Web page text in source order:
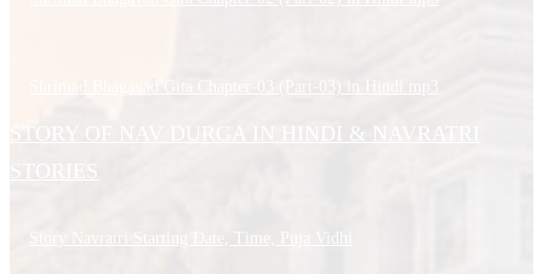
Shrimad Bhagavad Gita Chapter-03 (Part-03) in Hindi.mp3
STORY OF NAV DURGA IN HINDI & NAVRATRI
STORIES
Story Navratri Starting Date, Time, Puja Vidhi